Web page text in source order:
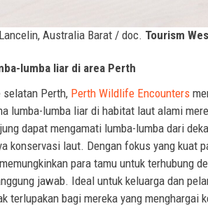
Australia Barat / doc. Tourism
lumba liar di area Perth
selatan Perth, Perth Wildlife Encounters
lumba-lumba liar di habitat laut alami
dapat mengamati lumba-lumba dari
konservasi laut. Dengan fokus yang kuat
para tamu untuk terhubung
jawab. Ideal untuk keluarga dan
terlupakan bagi mereka yang menghargai